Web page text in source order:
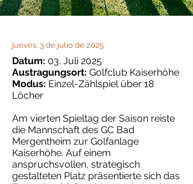
jueves, 3 de julio de 2025
Datum: 03. Juli 2025
Austragungsort: Golfclub Kaiserhöhe
Modus: Einzel-Zählspiel über 18
Löcher
Am vierten Spieltag der Saison reiste
die Mannschaft des GC Bad
Mergentheim zur Golfanlage
Kaiserhöhe. Auf einem
anspruchsvollen, strategisch
gestalteten Platz präsentierte sich das